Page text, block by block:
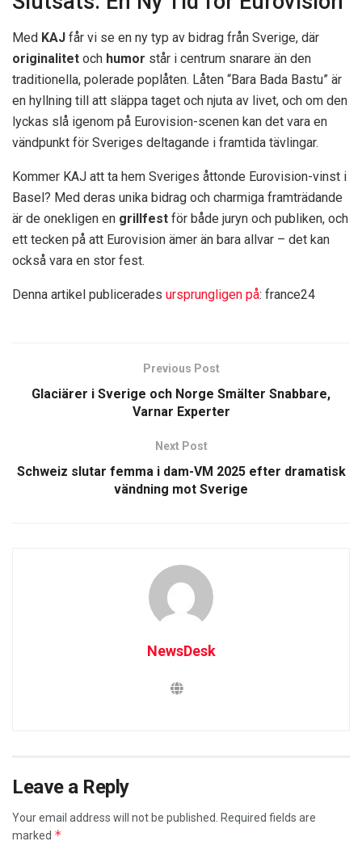
Med KAJ får vi se en ny typ av bidrag från Sverige, där
originalitet och humor står i centrum snarare än den
traditionella, polerade poplåten. Låten “Bara Bada Bastu” är
en hyllning till att släppa taget och njuta av livet, och om den
lyckas slå igenom på Eurovision-scenen kan det vara en
vändpunkt för Sveriges deltagande i framtida tävlingar.
Kommer KAJ att ta hem Sveriges åttonde Eurovision-vinst i
Basel? Med deras unika bidrag och charmiga framträdande
är de onekligen en grillfest för både juryn och publiken, och
ett tecken på att Eurovision ämer än bara allvar – det kan
också vara en stor fest.
Denna artikel publicerades ursprungligen på: france24
Previous Post
Glaciärer i Sverige och Norge Smälter Snabbare,
Varnar Experter
Next Post
Schweiz slutar femma i dam-VM 2025 efter dramatisk
vändning mot Sverige
NewsDesk
Leave a Reply
Your email address will not be published.
Required fields are
marked *